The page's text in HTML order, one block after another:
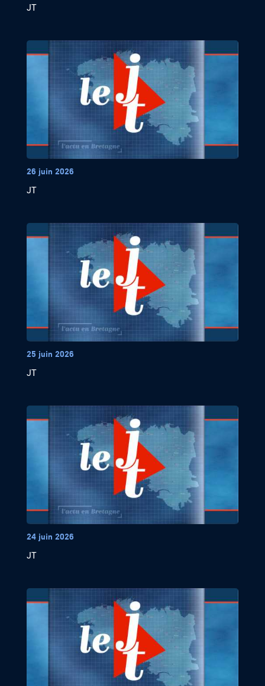
JT
26 juin 2026
JT
25 juin 2026
JT
24 juin 2026
JT